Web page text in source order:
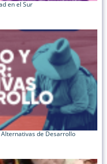
en el Sur
de Desarrollo